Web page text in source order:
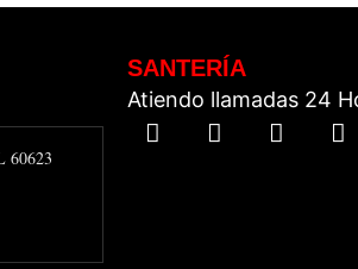
60623
SANTERÍA
Atiendo llamadas 24